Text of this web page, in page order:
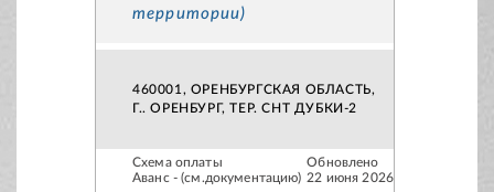
территории)
460001, ОРЕНБУРГСКАЯ ОБЛАСТЬ,
Г.. ОРЕНБУРГ, ТЕР. СНТ ДУБКИ-2
Схема оплаты
Аванс - (см.документацию)
Обновлено
22 июня 2026